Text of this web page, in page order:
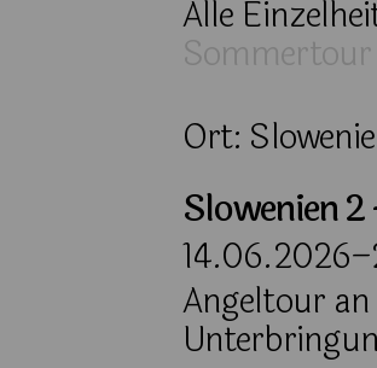
Alle
Sommertour
Ort:
Slowenien
Angeltour an